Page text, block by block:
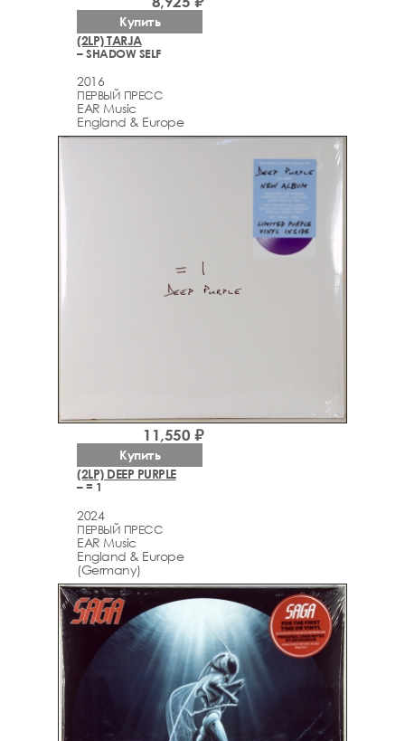
(2LP) TARJA
– SHADOW SELF
2016
ПЕРВЫЙ ПРЕСС
EAR Music
England & Europe
Купить
(2LP) DEEP PURPLE
– = 1
2024
ПЕРВЫЙ ПРЕСС
EAR Music
England & Europe
(Germany)
11,550 ₽
Купить